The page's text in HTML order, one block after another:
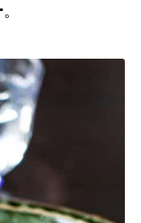
。